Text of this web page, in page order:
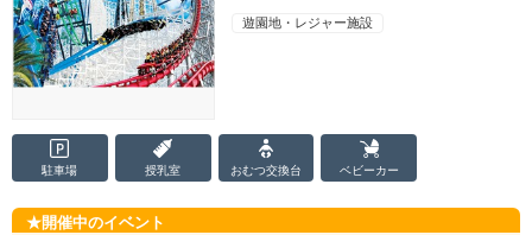
遊園地・レジャー施設
駐車場 授乳室 おむつ交換台 ベビーカー
開催中のイベント